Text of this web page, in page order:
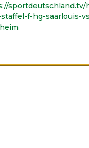
sportdeutschland.tv/
f-hg-saarlouis-